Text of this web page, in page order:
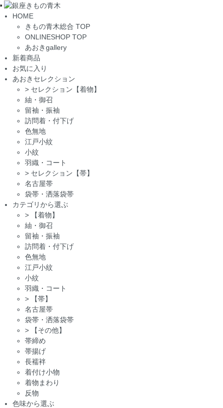
Toggle
navigation
HOME
きもの青木総合 TOP
ONLINESHOP TOP
あおきgallery
新着商品
お気に入り
あおきセレクション
> セレクション【着物】
紬・御召
留袖・振袖
訪問着・付下げ
色無地
江戸小紋
小紋
羽織・コート
> セレクション【帯】
名古屋帯
袋帯・洒落袋帯
カテゴリから選ぶ
>
【着物】
紬・御召
留袖・振袖
訪問着・付下げ
色無地
江戸小紋
小紋
羽織・コート
>
【帯】
名古屋帯
袋帯・洒落袋帯
>
【その他】
帯締め
帯揚げ
長襦袢
着付け小物
着物まわり
反物
色味から選ぶ